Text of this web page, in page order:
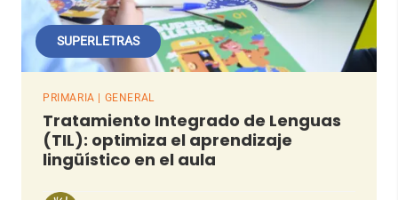
SUPERLETRAS
PRIMARIA | GENERAL
Tratamiento Integrado de Lenguas
(TIL): optimiza el aprendizaje
lingüístico en el aula